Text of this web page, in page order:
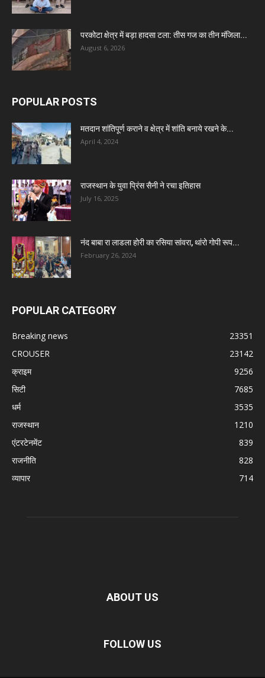
परकोटा क्षेत्र में बड़ा हादसा टला: तीस गज का तीन मंजिला...
August 6, 2026
POPULAR POSTS
मतदान शांतिपूर्ण कराने व क्षेत्र में शांति बनाये रखने के...
April 4, 2024
राजस्थान के युवा प्रिंस सैनी ने रचा इतिहास
July 16, 2025
नंद बाबा रा लाडला होरी का रसिया सांवरा, थांरो गोपी रूप...
February 26, 2024
POPULAR CATEGORY
Breaking news
23351
CROUSER
23142
क्राइम
9256
सिटी
7685
धर्म
3535
राजस्थान
1210
एंटरटेनमेंट
839
राजनीति
828
व्यापार
714
ABOUT US
FOLLOW US